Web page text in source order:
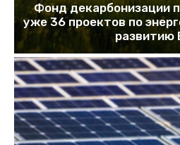
Фонд декарбонизации
уже 36 проектов по
развитию